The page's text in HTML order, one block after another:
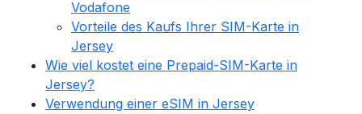
Vodafone
Vorteile des Kaufs Ihrer SIM-Karte in
Jersey
Wie viel kostet eine Prepaid-SIM-Karte in
Jersey?
Verwendung einer eSIM in Jersey